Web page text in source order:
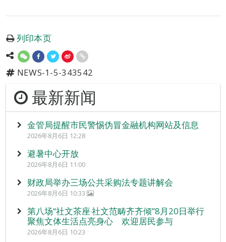
列印本页
NEWS-1-5-343542
最新新闻
金管局提醒市民警惕伪冒金融机构网站及信息
2026年8月6日 12:28
避暑中心开放
2026年8月6日 11:00
财政局举办三场公共采购法专题讲解会
2026年8月6日 10:33
第八场“社文茶座‧社文范畴齐齐倾”8月20日举行
聚焦文体生活点亮身心 欢迎居民参与
2026年8月6日 10:23